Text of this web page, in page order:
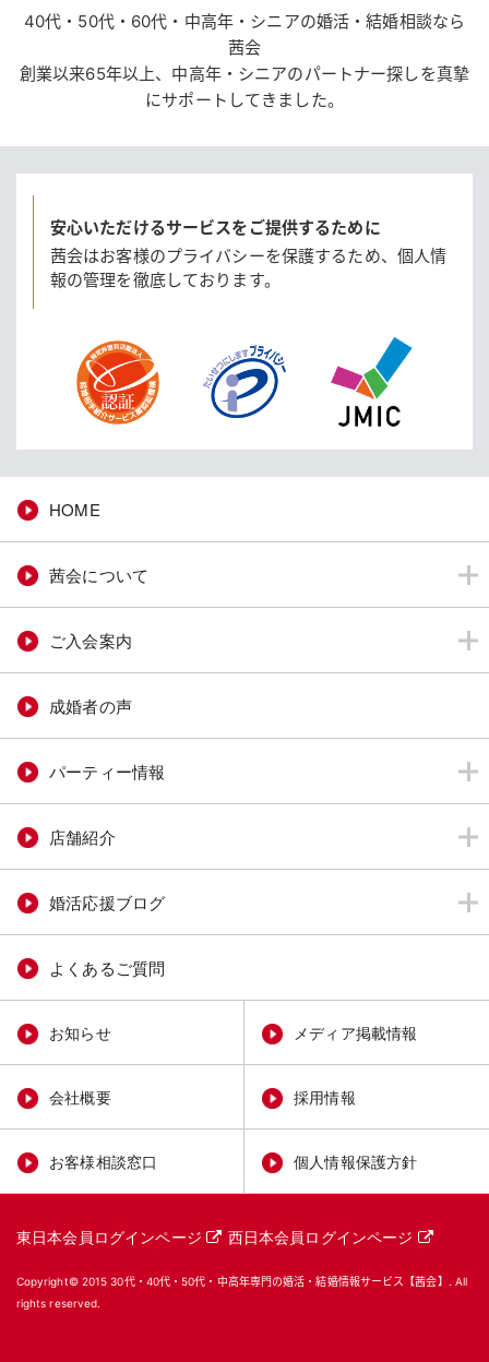
40代・50代・60代・中高年・シニアの婚活・結婚相談なら
茜会
創業以来65年以上、中高年・シニアのパートナー探しを真摯
にサポートしてきました。
安心いただけるサービスをご提供するために
茜会はお客様のプライバシーを保護するため、 個人情
報の管理を徹底しております。
HOME
茜会について
ご入会案内
成婚者の声
パーティー情報
店舗紹介
婚活応援ブログ
よくあるご質問
お知らせ メディア掲載情報
会社概要 採用情報
お客様相談窓口 個人情報保護方針
東日本会員ログインページ 西日本会員ログインページ
Copyright© 201530代・40代・50代・中高年専門の婚活・結婚情報サービス【茜会】
. All
rights reserved.